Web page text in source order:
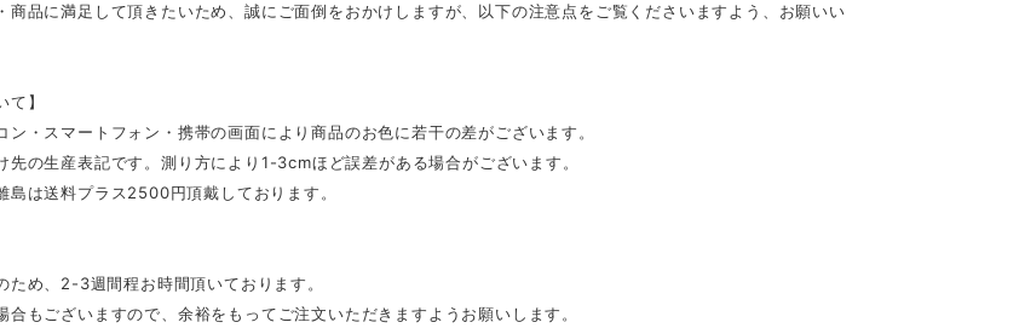
商品に満足して頂きたいため、誠にご面倒をおかけしますが、以下の注意点をご覧くださいますよう、お願いい
て】
ン・スマートフォン・携帯の画面により商品のお色に若干の差がございます。
先の生産表記です。測り方により1-3cmほど誤差がある場合がございます。
島は送料プラス2500円頂戴しております。
ため、2-3週間程お時間頂いております。
合もございますので、余裕をもってご注文いただきますようお願いします。